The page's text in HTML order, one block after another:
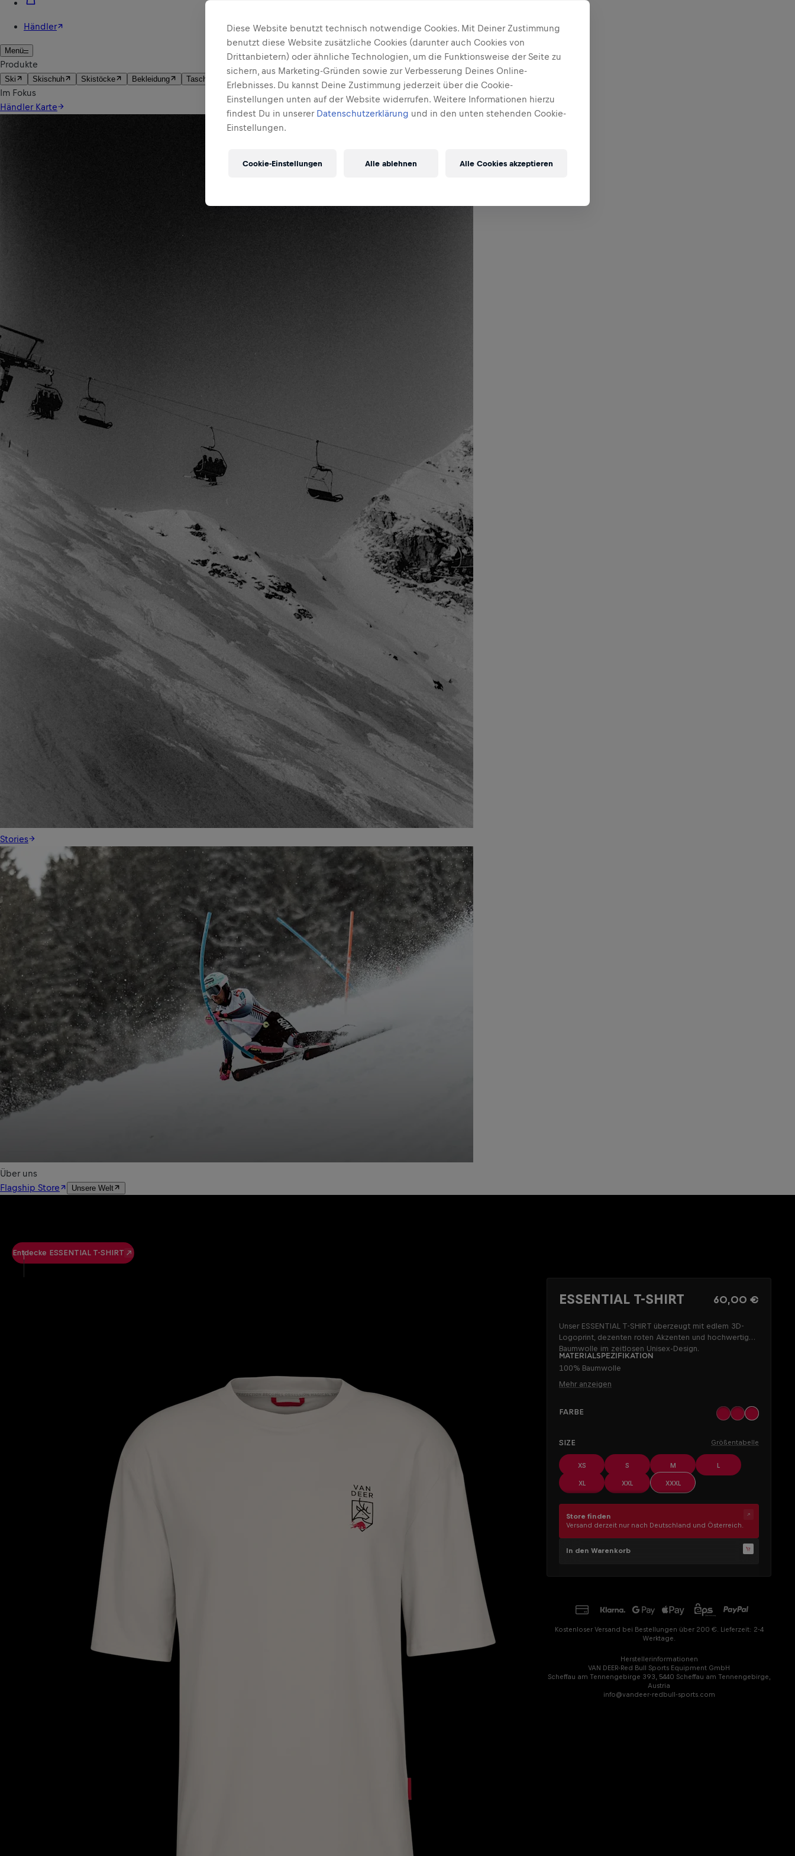
Entdecke ESSENTIAL T-SHIRT
ESSENTIAL T-SHIRT 60,00 €
Unser ESSENTIAL T-SHIRT überzeugt mit edlem 3D-
Logoprint, dezenten roten Akzenten und hochwertiger
Baumwolle im zeitlosen Unisex-Design.
Materialspezifikation
100% Baumwolle
Mehr anzeigen
Farbe black khaki off white
Size Größentabelle
XS S M L
XL XXL XXXL
Store finden
Versand derzeit nur nach Deutschland und Österreich.
In den Warenkorb
Kostenloser Versand bei Bestellungen über 200 €. Lieferzeit: 2-4
Werktage.
Herstellerinformationen
VAN DEER-Red Bull Sports Equipment GmbH
Scheffau am Tennengebirge 393, 5440 Scheffau am Tennengebirge,
Austria
info@vandeer-redbull-sports.com
Diese Website benutzt technisch notwendige Cookies. Mit Deiner Zustimmung
benutzt diese Website zusätzliche Cookies (darunter auch Cookies von
Drittanbietern) oder ähnliche Technologien, um die Funktionsweise der Seite zu
sichern, aus Marketing-Gründen sowie zur Verbesserung Deines Online-
Erlebnisses. Du kannst Deine Zustimmung jederzeit über die Cookie-
Einstellungen unten auf der Website widerrufen. Weitere Informationen hierzu
findest Du in unserer Datenschutzerklärung und in den unten stehenden Cookie-
Einstellungen.
Cookie-Einstellungen Alle ablehnen Alle Cookies akzeptieren